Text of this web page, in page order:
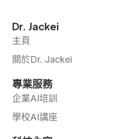
Dr. Jackei
主頁
關於Dr. Jackei
專業服務
企業AI培訓
學校AI講座